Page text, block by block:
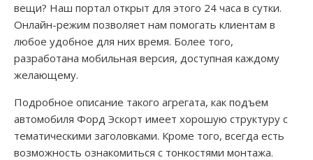
вещи? Наш портал открыт для этого 24 часа в сутки.
Онлайн-режим позволяет нам помогать клиентам в
любое удобное для них время. Более того,
разработана мобильная версия, доступная каждому
желающему.
Подробное описание такого агрегата, как подъем
автомобиля Форд Эскорт имеет хорошую структуру с
тематическими заголовками. Кроме того, всегда есть
возможность ознакомиться с тонкостями монтажа.